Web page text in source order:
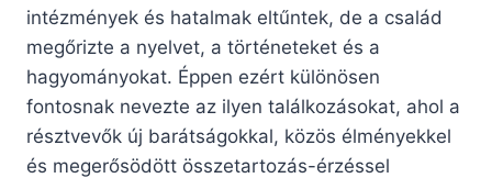
intézmények és hatalmak eltűntek, de a család
megőrizte a nyelvet, a történeteket és a
hagyományokat. Éppen ezért különösen
fontosnak nevezte az ilyen találkozásokat, ahol a
résztvevők új barátságokkal, közös élményekkel
és megerősödött összetartozás-érzéssel